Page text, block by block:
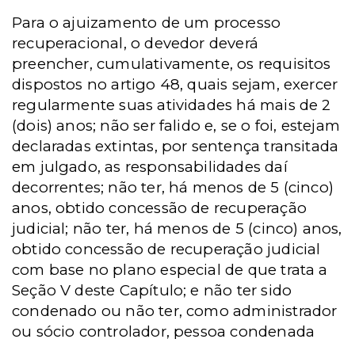
Para o ajuizamento de um processo
recuperacional, o devedor deverá
preencher, cumulativamente, os requisitos
dispostos no artigo 48, quais sejam, exercer
regularmente suas atividades há mais de 2
(dois) anos; não ser falido e, se o foi, estejam
declaradas extintas, por sentença transitada
em julgado, as responsabilidades daí
decorrentes; não ter, há menos de 5 (cinco)
anos, obtido concessão de recuperação
judicial; não ter, há menos de 5 (cinco) anos,
obtido concessão de recuperação judicial
com base no plano especial de que trata a
Seção V deste Capítulo; e não ter sido
condenado ou não ter, como administrador
ou sócio controlador, pessoa condenada